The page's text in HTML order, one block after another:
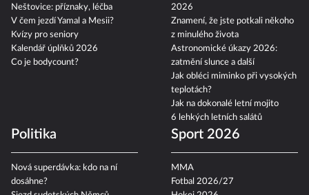
Neštovice: příznaky, léčba
V čem jezdí Yamal a Mesii?
Kvízy pro seniory
Kalendář úplňků 2026
Co je bodycount?
2026
Znamení, že jste potkali někoho
z minulého života
Astronomické úkazy 2026:
zatmění slunce a další
Jak obléci miminko při vysokých
teplotách?
Jak na dokonalé letní mojito
6 lehkých letních salátů
Politika
Nová superdávka: kdo na ní
dosáhne?
Sport 2026
MMA
Fotbal 2026/27